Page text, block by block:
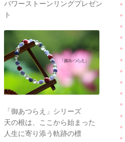
パワーストーンリングプレゼン
ト
「御あつらえ」シリーズ
天の根は、ここから始まった
人生に寄り添う軌跡の標